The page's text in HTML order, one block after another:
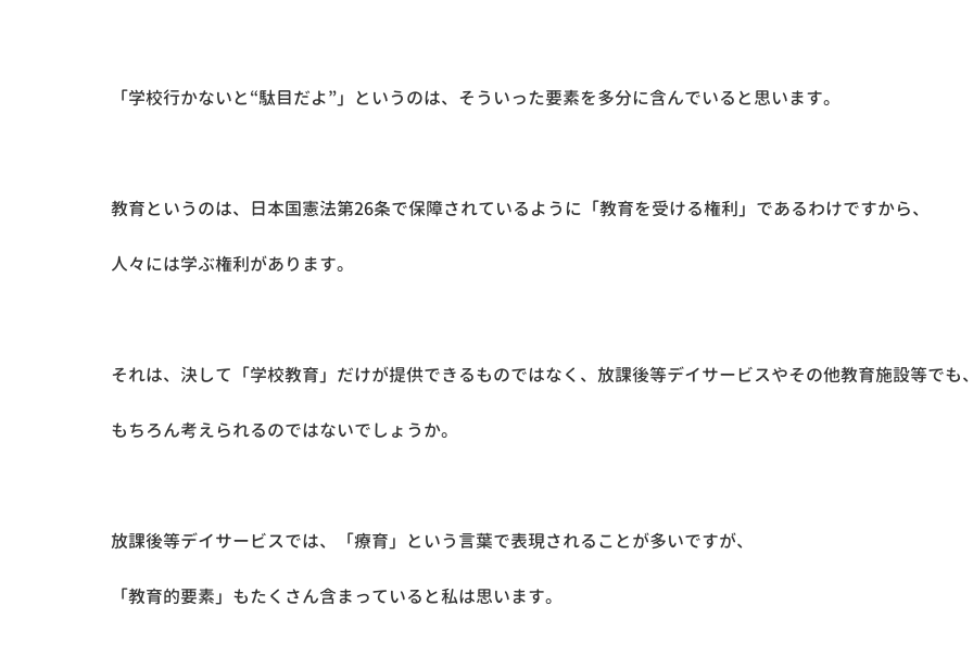
「学校行かないと“駄目だよ”」というのは、そういった要素を多分に含んでいると思います。
教育というのは、日本国憲法第26条で保障されているように「教育を受ける権利」であるわけですから、
人々には学ぶ権利があります。
それは、決して「学校教育」だけが提供できるものではなく、放課後等デイサービスやその他教育施設等でも、
もちろん考えられるのではないでしょうか。
放課後等デイサービスでは、「療育」という言葉で表現されることが多いですが、
「教育的要素」もたくさん含まっていると私は思います。